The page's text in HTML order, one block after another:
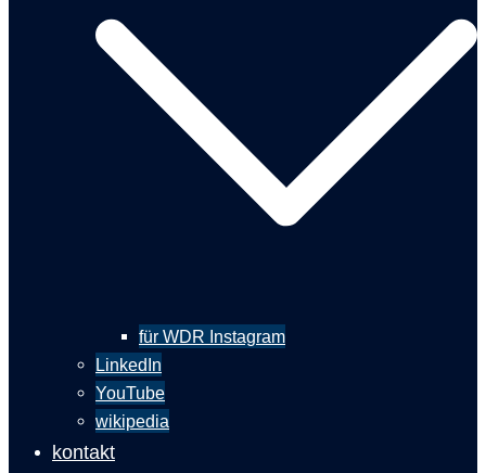
für WDR Instagram
LinkedIn
YouTube
wikipedia
kontakt